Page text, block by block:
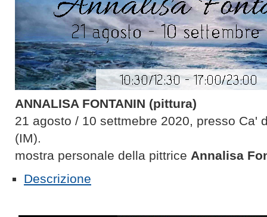
ANNALISA FONTANIN (pittura)
21 agosto / 10 settmebre 2020, presso Ca'
(IM).
mostra personale della pittrice Annalisa
Descrizione